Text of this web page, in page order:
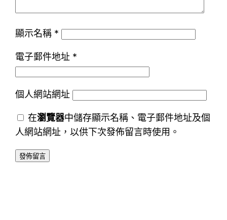
顯示名稱 *
電子郵件地址 *
個人網站網址
在瀏覽器中儲存顯示名稱、電子郵件地址及個
人網站網址，以供下次發佈留言時使用。